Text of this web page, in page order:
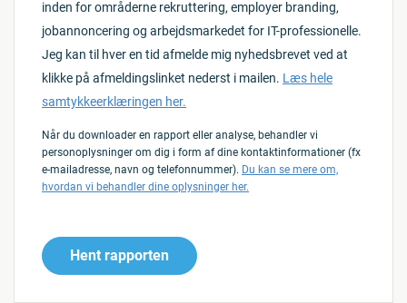
inden for områderne rekruttering, employer branding,
jobannoncering og arbejdsmarkedet for IT-professionelle.
Jeg kan til hver en tid afmelde mig nyhedsbrevet ved at
klikke på afmeldingslinket nederst i mailen. Læs hele
samtykkeerklæringen her.
Når du downloader en rapport eller analyse, behandler vi
personoplysninger om dig i form af dine kontaktinformationer (fx
e-mailadresse, navn og telefonnummer). Du kan se mere om,
hvordan vi behandler dine oplysninger her.
Hent rapporten